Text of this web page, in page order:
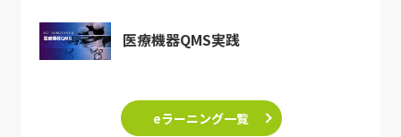
医療機器QMS実践
eラーニング一覧